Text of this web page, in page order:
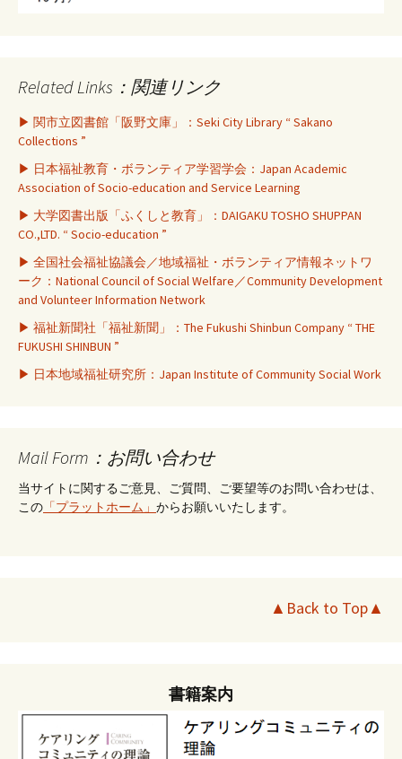
Related Links：関連リンク
▶ 関市立図書館「阪野文庫」：Seki City Library “ Sakano
Collections ”
▶ 日本福祉教育・ボランティア学習学会：Japan Academic
Association of Socio-education and Service Learning
▶ 大学図書出版「ふくしと教育」：DAIGAKU TOSHO SHUPPAN
CO.,LTD. “ Socio-education ”
▶ 全国社会福祉協議会／地域福祉・ボランティア情報ネットワ
ーク：National Council of Social Welfare／Community Development
and Volunteer Information Network
▶ 福祉新聞社「福祉新聞」：The Fukushi Shinbun Company “ THE
FUKUSHI SHINBUN ”
▶ 日本地域福祉研究所：Japan Institute of Community Social Work
Mail Form：お問い合わせ
当サイトに関するご意見、ご質問、ご要望等のお問い合わせは、
この 「プラットホーム」 からお願いいたします。
▲Back to Top▲
書籍案内